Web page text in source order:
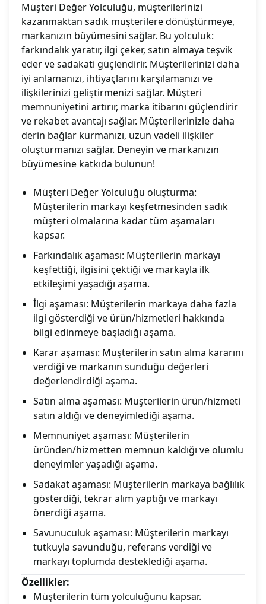
Müşteri Değer Yolculuğu, müşterilerinizi
kazanmaktan sadık müşterilere dönüştürmeye,
markanızın büyümesini sağlar. Bu yolculuk:
farkındalık yaratır, ilgi çeker, satın almaya teşvik
eder ve sadakati güçlendirir. Müşterilerinizi daha
iyi anlamanızı, ihtiyaçlarını karşılamanızı ve
ilişkilerinizi geliştirmenizi sağlar. Müşteri
memnuniyetini artırır, marka itibarını güçlendirir
ve rekabet avantajı sağlar. Müşterilerinizle daha
derin bağlar kurmanızı, uzun vadeli ilişkiler
oluşturmanızı sağlar. Deneyin ve markanızın
büyümesine katkıda bulunun!
Müşteri Değer Yolculuğu oluşturma:
Müşterilerin markayı keşfetmesinden sadık
müşteri olmalarına kadar tüm aşamaları
kapsar.
Farkındalık aşaması: Müşterilerin markayı
keşfettiği, ilgisini çektiği ve markayla ilk
etkileşimi yaşadığı aşama.
İlgi aşaması: Müşterilerin markaya daha fazla
ilgi gösterdiği ve ürün/hizmetleri hakkında
bilgi edinmeye başladığı aşama.
Karar aşaması: Müşterilerin satın alma kararını
verdiği ve markanın sunduğu değerleri
değerlendirdiği aşama.
Satın alma aşaması: Müşterilerin ürün/hizmeti
satın aldığı ve deneyimlediği aşama.
Memnuniyet aşaması: Müşterilerin
üründen/hizmetten memnun kaldığı ve olumlu
deneyimler yaşadığı aşama.
Sadakat aşaması: Müşterilerin markaya bağlılık
gösterdiği, tekrar alım yaptığı ve markayı
önerdiği aşama.
Savunuculuk aşaması: Müşterilerin markayı
tutkuyla savunduğu, referans verdiği ve
markayı toplumda desteklediği aşama.
Özellikler:
Müşterilerin tüm yolculuğunu kapsar.